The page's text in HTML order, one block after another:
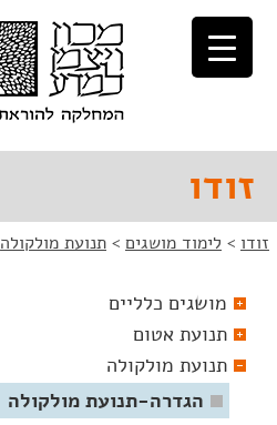
לתוכן
לניווט
זודו
זודו > לימוד מושגים > תנועת מולקולה
מושגים כלליים
תנועת אטום
תנועת מולקולה
הגדרה-תנועת מולקולה